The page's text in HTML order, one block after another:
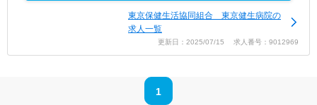
東京保健生活協同組合 東京健生病院の
求人一覧
更新日：2025/07/15 求人番号：9012969
1